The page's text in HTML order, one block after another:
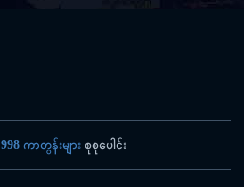
998 ကာတွန်းများစုစုပေါင်း